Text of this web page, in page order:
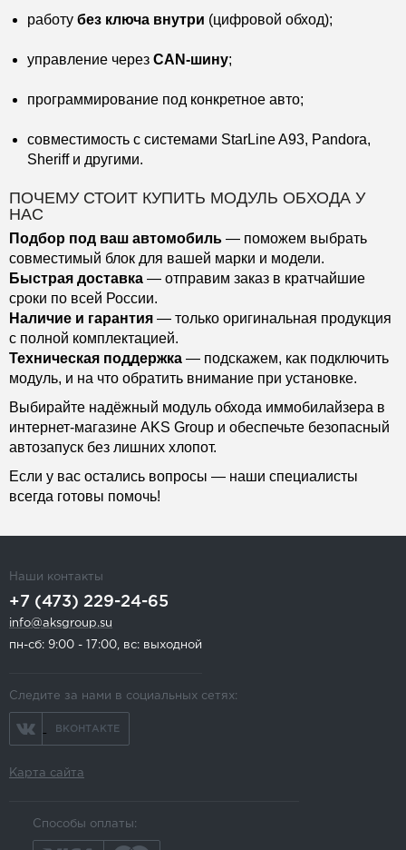
работу без ключа внутри (цифровой обход);
управление через CAN-шину;
программирование под конкретное авто;
совместимость с системами StarLine A93, Pandora,
Sheriff и другими.
ПОЧЕМУ СТОИТ КУПИТЬ МОДУЛЬ ОБХОДА У
НАС
Подбор под ваш автомобиль — поможем выбрать
совместимый блок для вашей марки и модели.
Быстрая доставка — отправим заказ в кратчайшие
сроки по всей России.
Наличие и гарантия — только оригинальная продукция
с полной комплектацией.
Техническая поддержка — подскажем, как подключить
модуль, и на что обратить внимание при установке.
Выбирайте надёжный модуль обхода иммобилайзера в
интернет-магазине AKS Group и обеспечьте безопасный
автозапуск без лишних хлопот.
Если у вас остались вопросы — наши специалисты
всегда готовы помочь!
Наши контакты
+7 (473) 229-24-65
info@aksgroup.su
пн-сб: 9:00 - 17:00, вс: выходной
Следите за нами в социальных сетях:
ВКОНТАКТЕ
Карта сайта
Способы оплаты: